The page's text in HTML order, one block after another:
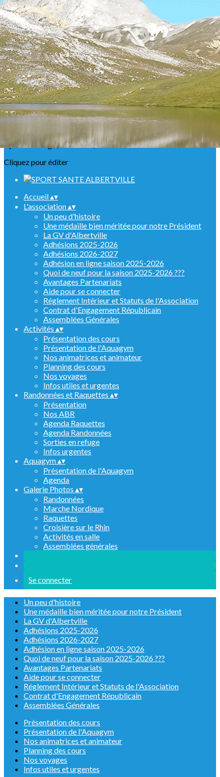
Exporter les lignes sélectionnées
Exporter toutes les colonnes
Exporter uniquement les colonnes affichées
Menu
<
>
Présentation
Nos ABR
Agenda Raquettes
Agenda Randonnées
Sorties en refuge
Infos urgentes
Ajoutez un logo, un bouton, des réseaux sociaux
Cliquez pour éditer
Accueil▴▾
L'association▴▾
Un peu d'histoire
Une médaille bien méritée pour notre Président
La GV d'Albertville
Adhésions 2025-2026
Adhésions 2026-2027
Adhésion en ligne saison 2025-2026
Quoi de neuf pour la saison 2025-2026 ???
Avantages Partenariats
Aide pour se connecter
Réglement Intérieur et Statuts de l'Association
Contrat d'Engagement Républicain
Assemblées Générales
Activités ▴▾
Présentation des cours
Présentation de l'Aquagym
Nos animatrices et animateur
Planning des cours
Nos voyages
Infos utiles et urgentes
Randonnées et Raquettes ▴▾
Présentation
Nos ABR
Agenda Raquettes
Agenda Randonnées
Sorties en refuge
Infos urgentes
Aquagym▴▾
Présentation de l'Aquagym
Agenda
Galerie Photos ▴▾
Randonnées
Marche Nordique
Raquettes
Croisière sur le Rhin
Activités en salle
Assemblées générales
Se connecter
Un peu d'histoire
Une médaille bien méritée pour notre Président
La GV d'Albertville
Adhésions 2025-2026
Adhésions 2026-2027
Adhésion en ligne saison 2025-2026
Quoi de neuf pour la saison 2025-2026 ???
Avantages Partenariats
Aide pour se connecter
Réglement Intérieur et Statuts de l'Association
Contrat d'Engagement Républicain
Assemblées Générales
Présentation des cours
Présentation de l'Aquagym
Nos animatrices et animateur
Planning des cours
Nos voyages
Infos utiles et urgentes